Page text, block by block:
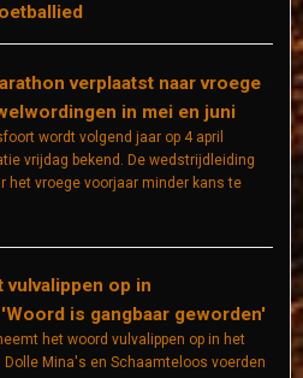
verplaatst naar vroege
in mei en juni
wordt volgend jaar op 4 april
vrijdag bekend. De wedstrijdleiding
het vroege voorjaar minder kans te
vulvalippen op in
is gangbaar geworden'
het woord vulvalippen op in het
Mina's en Schaamteloos voerden